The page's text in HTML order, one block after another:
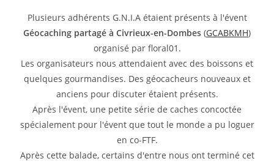
Plusieurs adhérents G.N.I.A étaient présents à l'évent
Géocaching partagé à Civrieux-en-Dombes (GCABKMH)
organisé par floral01.
Les organisateurs nous attendaient avec des boissons et
quelques gourmandises. Des géocacheurs nouveaux et
anciens pour discuter étaient présents.
Après l'évent, une petite série de caches concoctée
spécialement pour l'évent que tout le monde a pu loguer
en co-FTF.
Après cette balade, certains d'entre nous ont terminé cet